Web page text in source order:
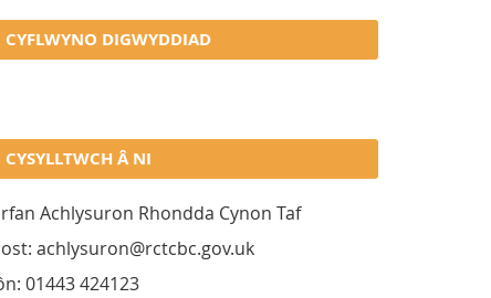
CYFLWYNO DIGWYDDIAD
CYSYLLTWCH Â NI
Achlysuron Rhondda Cynon Taf
achlysuron@rctcbc.gov.uk
01443 424123